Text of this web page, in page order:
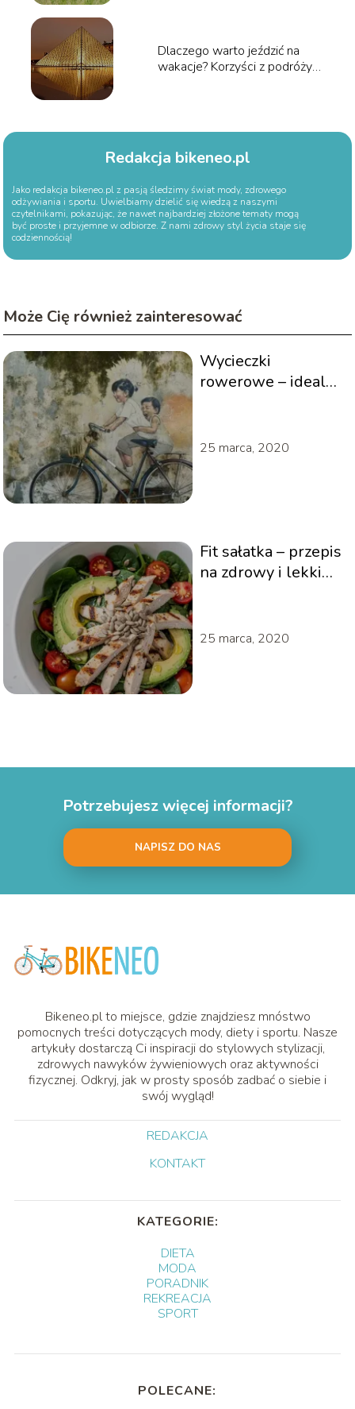
Dlaczego warto jeździć na
wakacje? Korzyści z podróży
Redakcja bikeneo.pl
Jako redakcja bikeneo.pl z pasją śledzimy świat mody, zdrowego
odżywiania i sportu. Uwielbiamy dzielić się wiedzą z naszymi
czytelnikami, pokazując, że nawet najbardziej złożone tematy mogą
być proste i przyjemne w odbiorze. Z nami zdrowy styl życia staje się
codziennością!
Może Cię również zainteresować
Wycieczki
rowerowe – idealne
25 marca, 2020
Fit sałatka – przepis
na zdrowy i lekki
25 marca, 2020
Potrzebujesz więcej informacji?
NAPISZ DO NAS
Bikeneo.pl to miejsce, gdzie znajdziesz mnóstwo
pomocnych treści dotyczących mody, diety i sportu. Nasze
artykuły dostarczą Ci inspiracji do stylowych stylizacji,
zdrowych nawyków żywieniowych oraz aktywności
fizycznej. Odkryj, jak w prosty sposób zadbać o siebie i
swój wygląd!
REDAKCJA
KONTAKT
KATEGORIE:
DIETA
MODA
PORADNIK
REKREACJA
SPORT
POLECANE: